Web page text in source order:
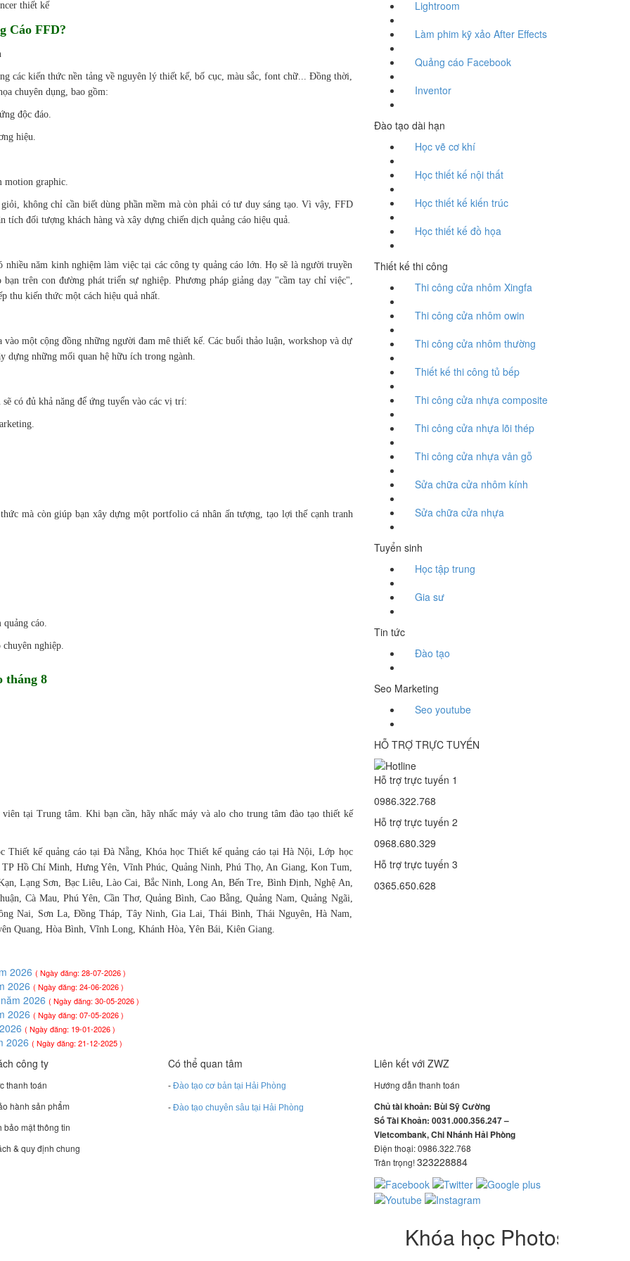
thiết kế
Cáo FFD?
các kiến thức nền tảng về nguyên lý thiết kế, bố cục, màu sắc, font chữ... Đồng thời,
chuyên dụng, bao gồm:
độc đáo.
hiệu.
motion graphic.
không chỉ cần biết dùng phần mềm mà còn phải có tư duy sáng tạo. Vì vậy, FFD
đối tượng khách hàng và xây dựng chiến dịch quảng cáo hiệu quả.
năm kinh nghiệm làm việc tại các công ty quảng cáo lớn. Họ sẽ là người truyền
trên con đường phát triển sự nghiệp. Phương pháp giảng dạy "cầm tay chỉ việc",
thu kiến thức một cách hiệu quả nhất.
một cộng đồng những người đam mê thiết kế. Các buổi thảo luận, workshop và dự
dựng những mối quan hệ hữu ích trong ngành.
có đủ khả năng để ứng tuyển vào các vị trí:
mà còn giúp bạn xây dựng một portfolio cá nhân ấn tượng, tạo lợi thế cạnh tranh
cáo.
nghiệp.
tháng 8
viên tại Trung tâm. Khi bạn cần, hãy nhấc máy và alo cho trung tâm đào tạo thiết kế
Thiết kế quảng cáo tại Đà Nẵng, Khóa học Thiết kế quảng cáo tại Hà Nội, Lớp học
Hồ Chí Minh, Hưng Yên, Vĩnh Phúc, Quảng Ninh, Phú Thọ, An Giang, Kon Tum,
Lạng Sơn, Bạc Liêu, Lào Cai, Bắc Ninh, Long An, Bến Tre, Bình Định, Nghệ An,
Cà Mau, Phú Yên, Cần Thơ, Quảng Bình, Cao Bằng, Quảng Nam, Quảng Ngãi,
Nai, Sơn La, Đồng Tháp, Tây Ninh, Gia Lai, Thái Bình, Thái Nguyên, Hà Nam,
Quang, Hòa Bình, Vĩnh Long, Khánh Hòa, Yên Bái, Kiên Giang.
2026 ( Ngày đăng: 28-07-2026 )
2026 ( Ngày đăng: 24-06-2026 )
2026 ( Ngày đăng: 30-05-2026 )
2026 ( Ngày đăng: 07-05-2026 )
( Ngày đăng: 19-01-2026 )
2026 ( Ngày đăng: 21-12-2025 )
Lightroom
Làm phim kỹ xảo After Effects
Quảng cáo Facebook
Inventor
Đào tạo dài hạn
Học vẽ cơ khí
Học thiết kế nội thất
Học thiết kế kiến trúc
Học thiết kế đồ họa
Thiết kế thi công
Thi công cửa nhôm Xingfa
Thi công cửa nhôm owin
Thi công cửa nhôm thường
Thiết kế thi công tủ bếp
Thi công cửa nhựa composite
Thi công cửa nhựa lõi thép
Thi công cửa nhựa vân gỗ
Sửa chữa cửa nhôm kính
Sửa chữa cửa nhựa
Tuyển sinh
Học tập trung
Gia sư
Tin tức
Đào tạo
Seo Marketing
Seo youtube
HỖ TRỢ TRỰC TUYẾN
Hỗ trợ trực tuyến 1
0986.322.768
Hỗ trợ trực tuyến 2
0968.680.329
Hỗ trợ trực tuyến 3
0365.650.628
công ty
thanh toán
hành sản phẩm
bảo mật thông tin
& quy định chung
Có thể quan tâm
- Đào tạo cơ bản tại Hải Phòng
- Đào tạo chuyên sâu tại Hải Phòng
Liên kết với ZWZ
Hướng dẫn thanh toán
Chủ tài khoản: Bùi Sỹ Cường
Số Tài Khoản: 0031.000.356.247 –
Vietcombank, Chi Nhánh Hải Phòng
Điện thoại: 0986.322.768
Trân trọng!323228884
Khóa học Photoshop